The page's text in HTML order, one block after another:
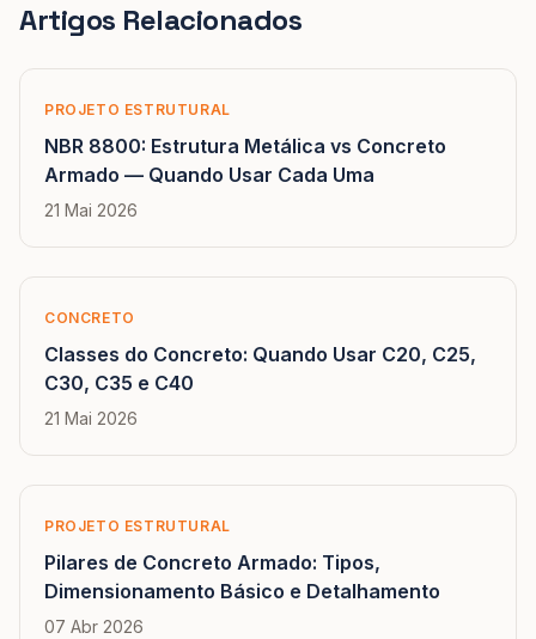
Artigos Relacionados
PROJETO ESTRUTURAL
NBR 8800: Estrutura Metálica vs Concreto
Armado — Quando Usar Cada Uma
21 Mai 2026
CONCRETO
Classes do Concreto: Quando Usar C20, C25,
C30, C35 e C40
21 Mai 2026
PROJETO ESTRUTURAL
Pilares de Concreto Armado: Tipos,
Dimensionamento Básico e Detalhamento
07 Abr 2026